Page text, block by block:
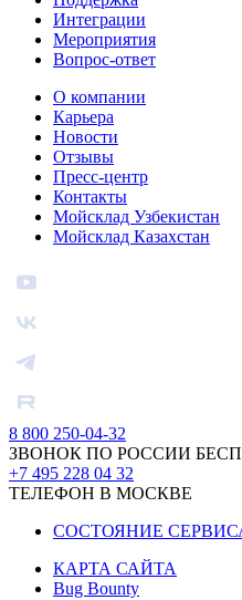
Интеграции
Мероприятия
Вопрос-ответ
О компании
Карьера
Новости
Отзывы
Пресс-центр
Контакты
Мойсклад Узбекистан
Мойсклад Казахстан
8 800 250-04-32
ЗВОНОК ПО РОССИИ
+7 495 228 04 32
ТЕЛЕФОН В МОСКВЕ
СОСТОЯНИЕ
КАРТА САЙТА
Bug Bounty